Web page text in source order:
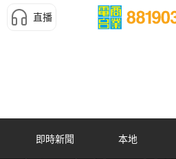
直播
即時新聞 本地